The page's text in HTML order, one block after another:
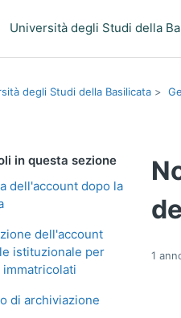
Università degli Studi della
degli Studi della Basilicata
in questa sezione
dell'account dopo la
dell'account
istituzionale per
immatricolati
di archiviazione
1